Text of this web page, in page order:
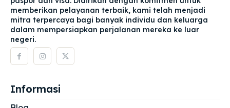
memberikan pelayanan terbaik, kami telah menjadi
mitra terpercaya bagi banyak individu dan keluarga
dalam mempersiapkan perjalanan mereka ke luar
negeri.
Informasi